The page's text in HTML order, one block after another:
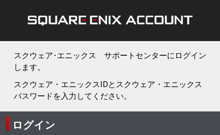
スクウェア･エニックス サポートセンターにログイン
します。
スクウェア・エニックスIDとスクウェア・エニックス
パスワードを入力してください。
ログイン